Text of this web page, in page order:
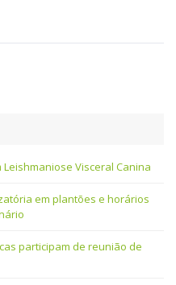
Visceral Canina
em plantões e horários
participam de reunião de